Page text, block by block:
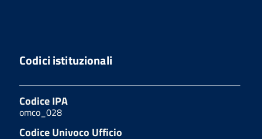
Codici istituzionali
Codice IPA
omco_028
Codice Univoco Ufficio